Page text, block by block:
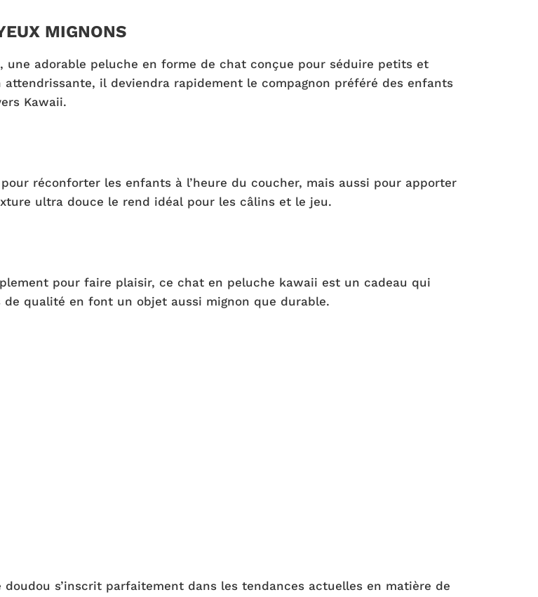
MIGNONS
une adorable peluche en forme de chat conçue pour séduire petits et
il deviendra rapidement le compagnon préféré des enfants
Kawaii.
réconforter les enfants à l’heure du coucher, mais aussi pour apporter
ultra douce le rend idéal pour les câlins et le jeu.
pour faire plaisir, ce chat en peluche kawaii est un cadeau qui
qualité en font un objet aussi mignon que durable.
s’inscrit parfaitement dans les tendances actuelles en matière de